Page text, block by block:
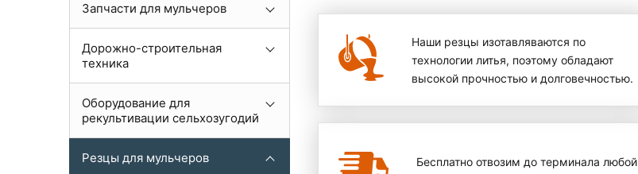
Наши резцы изотавляваются по
технологии литья, поэтому обладают
высокой прочностью и долговечностью.
Бесплатно отвозим до терминала любой
Запчасти для мульчеров
Дорожно-строительная
техника
Оборудование для
рекультивации сельхозугодий
Резцы для мульчеров